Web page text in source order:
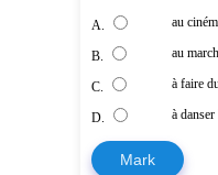
A. au
B. au
C. à faire
D. à danser
Mark